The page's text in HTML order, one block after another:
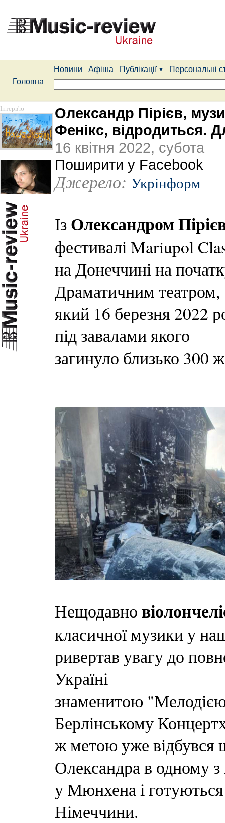
Новини Афіша Публікації
Персональні
Головна
Інтерв'ю
Олександр Пірієв,
Фенікс, відродиться.
16 квітня 2022, субота
Поширити у Facebook
Джерело: Укрінформ
Із Олександром
фестивалі Mariupol
на Донеччині на
Драматичним театром,
який 16 березня 2022
під завалами якого
загинуло близько 300
Нещодавно
класичної музики у
ривертав увагу до
Україні
знаменитою
Берлінському
ж метою уже відбувся
Олександра в одному з
у Мюнхена і готуються
Німеччини.